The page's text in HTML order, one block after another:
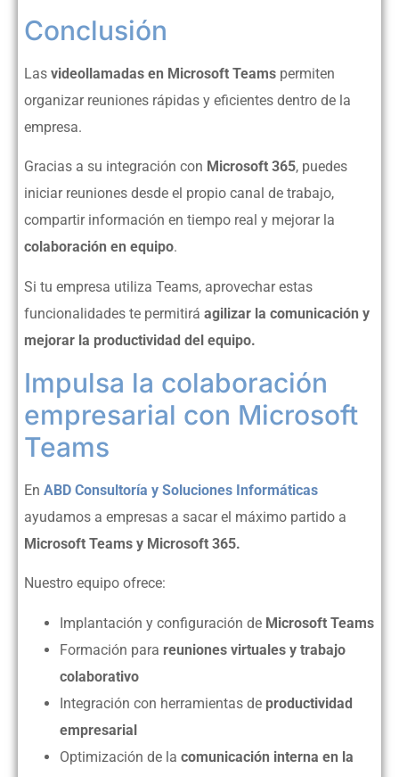
Conclusión
Las videollamadas en Microsoft Teams permiten
organizar reuniones rápidas y eficientes dentro de la
empresa.
Gracias a su integración con Microsoft 365, puedes
iniciar reuniones desde el propio canal de trabajo,
compartir información en tiempo real y mejorar la
colaboración en equipo.
Si tu empresa utiliza Teams, aprovechar estas
funcionalidades te permitirá agilizar la comunicación y
mejorar la productividad del equipo.
Impulsa la colaboración
empresarial con Microsoft
Teams
En ABD Consultoría y Soluciones Informáticas
ayudamos a empresas a sacar el máximo partido a
Microsoft Teams y Microsoft 365.
Nuestro equipo ofrece:
Implantación y configuración de Microsoft Teams
Formación para reuniones virtuales y trabajo
colaborativo
Integración con herramientas de productividad
empresarial
Optimización de la comunicación interna en la